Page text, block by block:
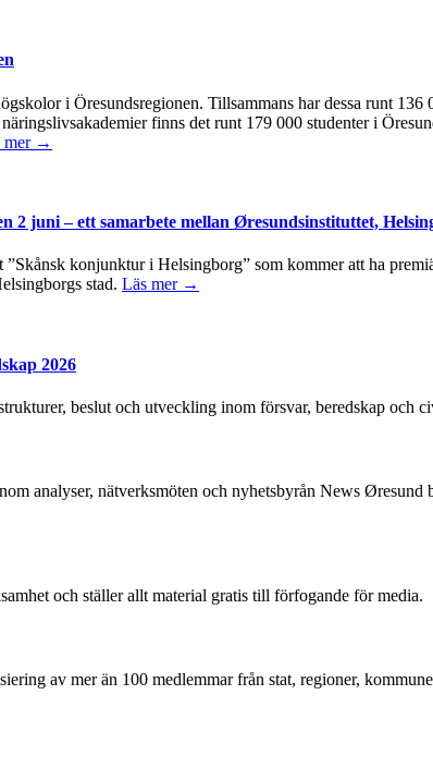
i Öresundsregionen. Tillsammans har dessa runt
finns det runt 179 000 studenter i
mer →
juni – ett samarbete mellan Øresundsinstituttet,
konjunktur i Helsingborg” som kommer att ha
stad. Läs mer →
2026
beslut och utveckling inom försvar, beredskap och
analyser, nätverksmöten och nyhetsbyrån News
och ställer allt material gratis till förfogande för media.
av mer än 100 medlemmar från stat, regioner,